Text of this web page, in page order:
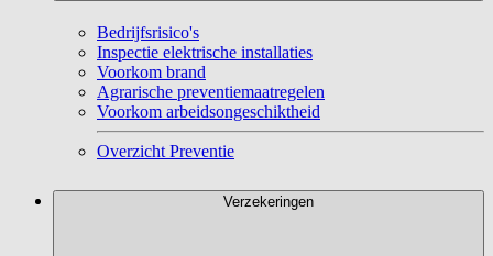
Bedrijfsrisico's
Inspectie elektrische installaties
Voorkom brand
Agrarische preventiemaatregelen
Voorkom arbeidsongeschiktheid
Overzicht Preventie
Verzekeringen